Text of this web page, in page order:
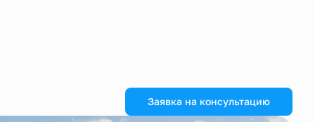
Заявка на консультацию